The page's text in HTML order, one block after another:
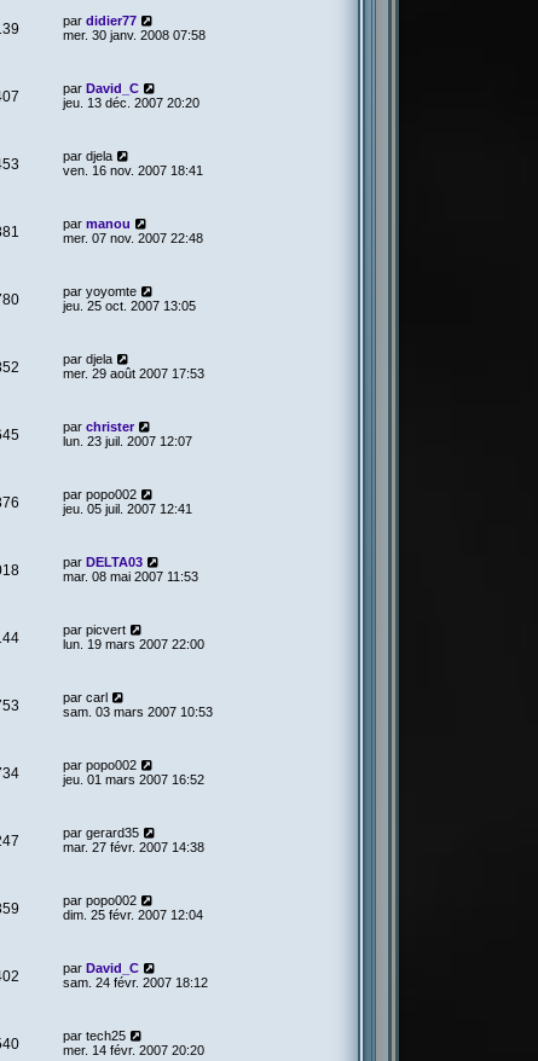
par didier77
mer. 30 janv. 2008 07:58
par David_C
jeu. 13 déc. 2007 20:20
par djela
ven. 16 nov. 2007 18:41
par manou
mer. 07 nov. 2007 22:48
par yoyomte
jeu. 25 oct. 2007 13:05
par djela
mer. 29 août 2007 17:53
par christer
lun. 23 juil. 2007 12:07
par popo002
jeu. 05 juil. 2007 12:41
par DELTA03
mar. 08 mai 2007 11:53
par picvert
lun. 19 mars 2007 22:00
par carl
sam. 03 mars 2007 10:53
par popo002
jeu. 01 mars 2007 16:52
par gerard35
mar. 27 févr. 2007 14:38
par popo002
dim. 25 févr. 2007 12:04
par David_C
sam. 24 févr. 2007 18:12
par tech25
mer. 14 févr. 2007 20:20